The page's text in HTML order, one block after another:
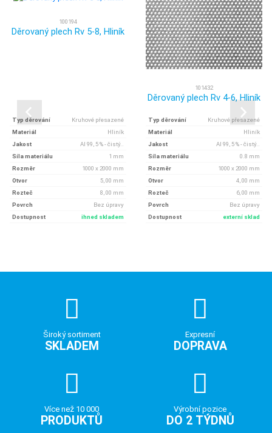
100194
Děrovaný plech Rv 5-8, Hliník
Typ děrování
Kruhové přesazené
Materiál
Hliník
Jakost
Al 99, 5 % - čistý..
Síla materiálu
1 mm
Rozměr
1000 x 2000 mm
Otvor
5, 00 mm
Rozteč
8, 00 mm
Povrch
Bez úpravy
Dostupnost
ihned skladem
101432
Děrovaný plech Rv 4-6, Hliník
Typ děrování
Kruhové přesazené
Materiál
Hliník
Jakost
Al 99, 5 % - čistý..
Síla materiálu
0.8 mm
Rozměr
1000 x 2000 mm
Otvor
4, 00 mm
Rozteč
6, 00 mm
Povrch
Bez úpravy
Dostupnost
externí sklad
Široký sortiment
SKLADEM
Expresní
DOPRAVA
Více než 10 000
PRODUKTŮ
Výrobní pozice
DO 2 TÝDNŮ